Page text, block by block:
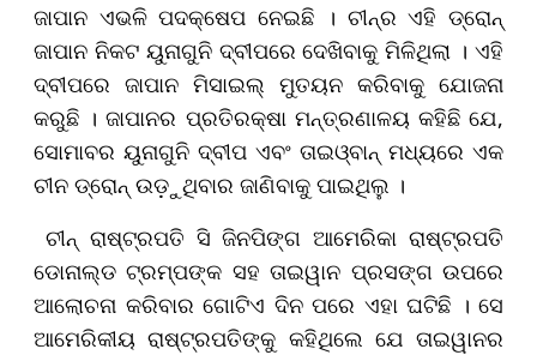
ଜାପାନ ଏଭଳି ପଦକ୍ଷେପ ନେଇଛି । ଚୀନ୍‌ର ଏହି ଡ୍ରୋନ୍‌
ଜାପାନ ନିକଟ ୟୁନାଗୁନି ଦ୍ବୀପରେ ଦେଖିବାକୁ ମିଳିଥିଲା । ଏହି
ଦ୍ବୀପରେ ଜାପାନ ମିସାଇଲ୍‌ ମୁତୟନ କରିବାକୁ ଯୋଜନା
କରୁଛି । ଜାପାନର ପ୍ରତିରକ୍ଷା ମନ୍ତ୍ରଣାଳୟ କହିଛି ଯେ,
ସୋମାବର ୟୁନାଗୁନି ଦ୍ବୀପ ଏବଂ ତାଇଓ୍ବାନ୍‌ ମଧ୍ୟରେ ଏକ
ଚୀନ ଡ୍ରୋନ୍‌ ଉଡ଼ୁଥିବାର ଜାଣିବାକୁ ପାଇଥିଲୁ ।
ଚୀନ୍ ରାଷ୍ଟ୍ରପତି ସି ଜିନପିଙ୍ଗ ଆମେରିକା ରାଷ୍ଟ୍ରପତି
ଡୋନାଲ୍ଡ ଟ୍ରମ୍ପଙ୍କ ସହ ତାଇୱାନ ପ୍ରସଙ୍ଗ ଉପରେ
ଆଲୋଚନା କରିବାର ଗୋଟିଏ ଦିନ ପରେ ଏହା ଘଟିଛି । ସେ
ଆମେରିକୀୟ ରାଷ୍ଟ୍ରପତିଙ୍କୁ କହିଥିଲେ ଯେ ତାଇୱାନର